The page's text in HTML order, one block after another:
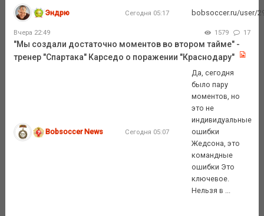
Эндрю Сегодня 05:17 bobsoccer.ru/user/
Вчера 22:49 1579 17
"Мы создали достаточно моментов во втором тайме" -
тренер "Спартака" Карседо о поражении "Краснодару"
Bobsoccer News Сегодня 05:07
Да, сегодня
было пару
моментов, но
это не
индивидуальные
ошибки
Жедсона, это
командные
ошибки Это
ключевое.
Нельзя в ...